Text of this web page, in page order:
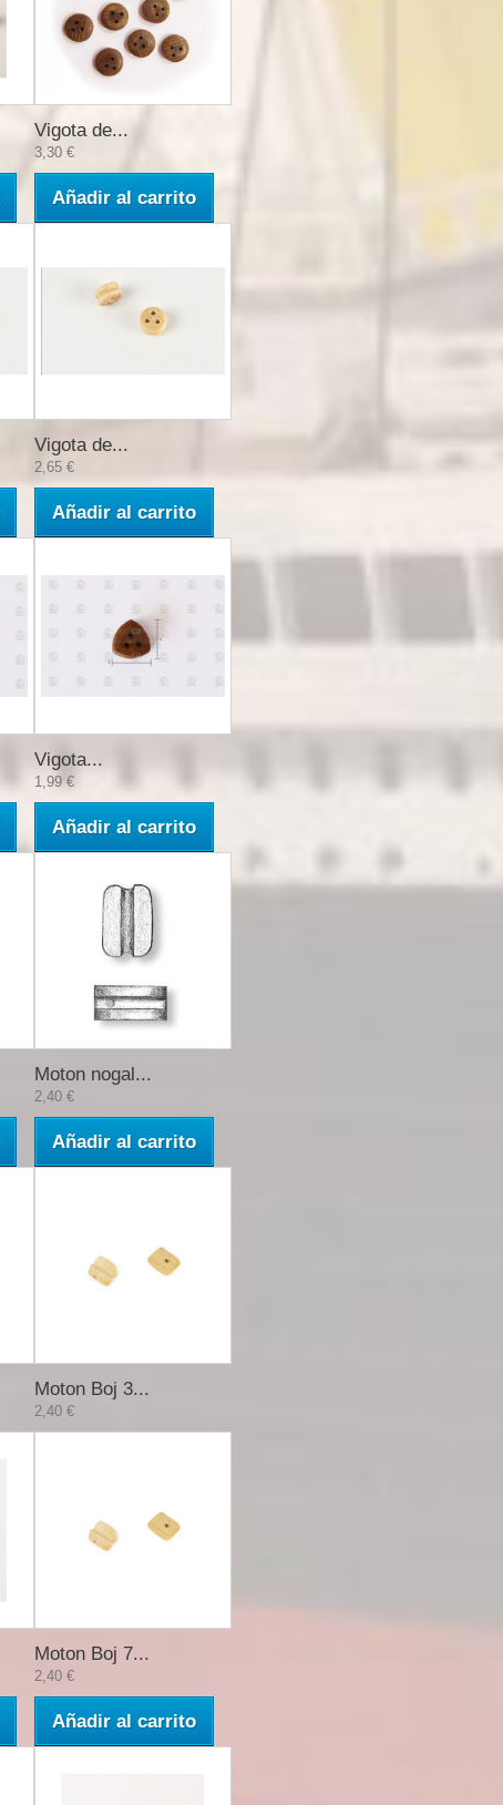
Vigota de...
3,30 €
Añadir al carrito
Vigota de...
2,65 €
Añadir al carrito
Vigota...
1,99 €
Añadir al carrito
Moton nogal...
2,40 €
Añadir al carrito
Moton Boj 3...
2,40 €
Moton Boj 7...
2,40 €
Añadir al carrito